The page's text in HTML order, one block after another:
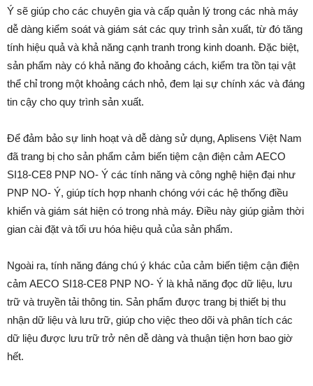
Ý sẽ giúp cho các chuyên gia và cấp quản lý trong các nhà máy
dễ dàng kiểm soát và giám sát các quy trình sản xuất, từ đó tăng
tính hiệu quả và khả năng cạnh tranh trong kinh doanh. Đặc biệt,
sản phẩm này có khả năng đo khoảng cách, kiểm tra tồn tại vật
thể chỉ trong một khoảng cách nhỏ, đem lại sự chính xác và đáng
tin cậy cho quy trình sản xuất.
Để đảm bảo sự linh hoạt và dễ dàng sử dụng, Aplisens Việt Nam
đã trang bị cho sản phẩm cảm biến tiệm cận điện cảm AECO
SI18-CE8 PNP NO- Ý các tính năng và công nghệ hiện đại như
PNP NO- Ý, giúp tích hợp nhanh chóng với các hệ thống điều
khiển và giám sát hiện có trong nhà máy. Điều này giúp giảm thời
gian cài đặt và tối ưu hóa hiệu quả của sản phẩm.
Ngoài ra, tính năng đáng chú ý khác của cảm biến tiệm cận điện
cảm AECO SI18-CE8 PNP NO- Ý là khả năng đọc dữ liệu, lưu
trữ và truyền tải thông tin. Sản phẩm được trang bị thiết bị thu
nhận dữ liệu và lưu trữ, giúp cho việc theo dõi và phân tích các
dữ liệu được lưu trữ trở nên dễ dàng và thuận tiện hơn bao giờ
hết.